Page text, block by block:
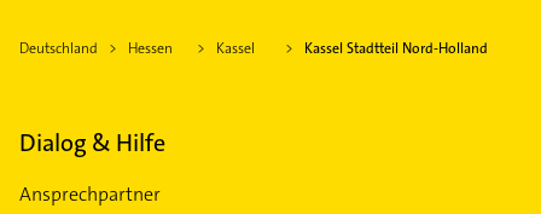
Deutschland Hessen Kassel Kassel Stadtteil Nord-Holland
Dialog & Hilfe
Ansprechpartner